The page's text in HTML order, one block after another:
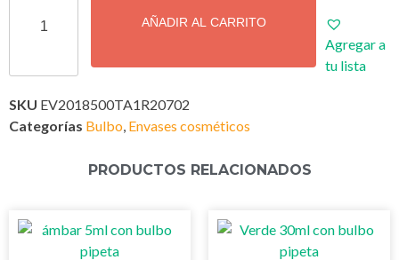
AÑADIR AL CARRITO
Agregar a
tu lista
SKU EV2018500TA1R20702
Categorías Bulbo, Envases cosméticos
PRODUCTOS RELACIONADOS